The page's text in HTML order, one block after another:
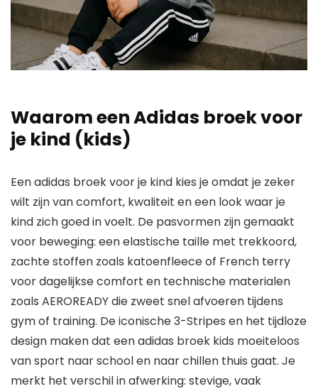
Waarom een Adidas broek voor
je kind (kids)
Een adidas broek voor je kind kies je omdat je zeker
wilt zijn van comfort, kwaliteit en een look waar je
kind zich goed in voelt. De pasvormen zijn gemaakt
voor beweging: een elastische taille met trekkoord,
zachte stoffen zoals katoenfleece of French terry
voor dagelijkse comfort en technische materialen
zoals AEROREADY die zweet snel afvoeren tijdens
gym of training. De iconische 3-Stripes en het tijdloze
design maken dat een adidas broek kids moeiteloos
van sport naar school en naar chillen thuis gaat. Je
merkt het verschil in afwerking: stevige, vaak